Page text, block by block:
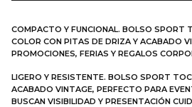
COMPACTO Y FUNCIONAL. BOLSO SPORT
COLOR CON PITAS DE DRIZA Y ACABADO
PROMOCIONES, FERIAS Y REGALOS
LIGERO Y RESISTENTE. BOLSO SPORT
ACABADO VINTAGE, PERFECTO PARA
BUSCAN VISIBILIDAD Y PRESENTACIÓN